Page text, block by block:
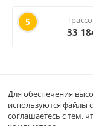
5
33
Кабинет
Для обеспечения
используются файлы
соглашаетесь с тем,